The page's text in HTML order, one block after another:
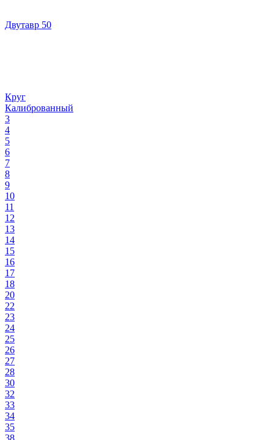
Двутавр 50
Круг
Калиброванный
3
4
5
6
7
8
9
10
11
12
13
14
15
16
17
18
20
22
23
24
25
26
27
28
30
32
33
34
35
38